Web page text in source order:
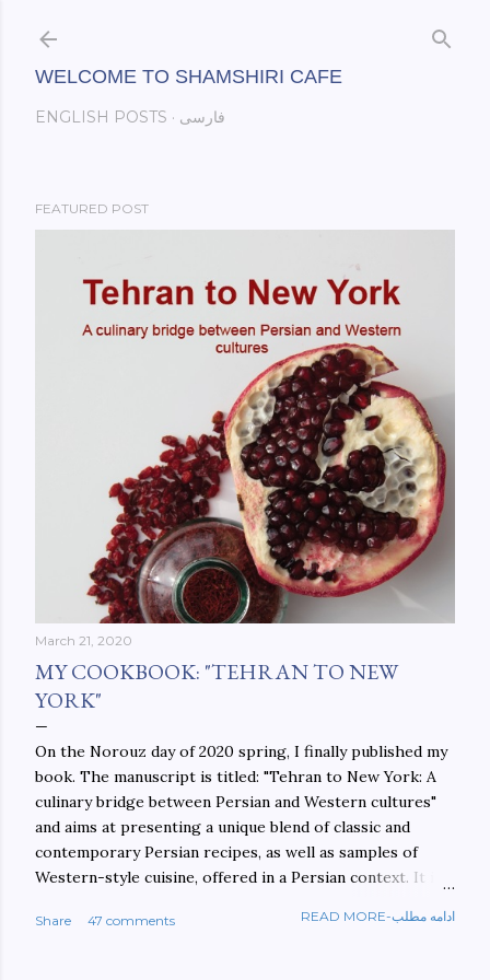
WELCOME TO SHAMSHIRI CAFE
ENGLISH POSTS فارسی
FEATURED POST
March 21, 2020
MY COOKBOOK: "TEHRAN TO NEW
YORK"
On the Norouz day of 2020 spring, I finally published my
book. The manuscript is titled: "Tehran to New York: A
culinary bridge between Persian and Western cultures"
and aims at presenting a unique blend of classic and
contemporary Persian recipes, as well as samples of
Western-style cuisine, offered in a Persian context. It is
walls. This book aims at constructing a bridge between
Share 47 comments READ MORE-ادامه مطلب